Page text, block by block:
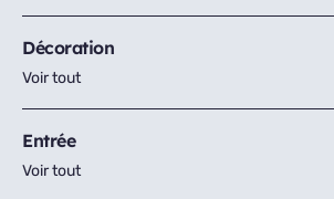
Décoration
Voir tout
Entrée
Voir tout